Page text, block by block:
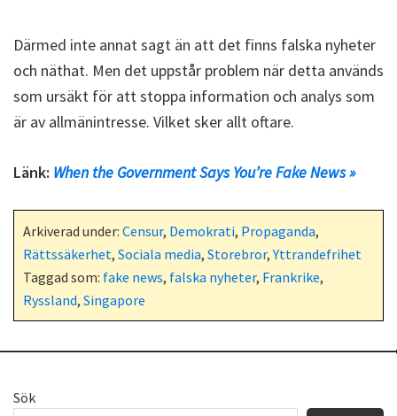
Därmed inte annat sagt än att det finns falska nyheter
och näthat. Men det uppstår problem när detta används
som ursäkt för att stoppa information och analys som
är av allmänintresse. Vilket sker allt oftare.
Länk: When the Government Says You’re Fake News »
Arkiverad under: Censur, Demokrati, Propaganda,
Rättssäkerhet, Sociala media, Storebror,Yttrandefrihet
Taggad som: fake news, falska nyheter, Frankrike,
Ryssland, Singapore
Primärt
Sök